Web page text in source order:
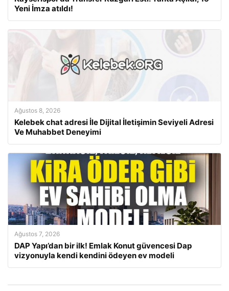
Yeni İmza atıldı!
Ağustos 8, 2026
Kelebek chat adresi İle Dijital İletişimin Seviyeli Adresi
Ve Muhabbet Deneyimi
Ağustos 7, 2026
DAP Yapı’dan bir ilk! Emlak Konut güvencesi Dap
vizyonuyla kendi kendini ödeyen ev modeli